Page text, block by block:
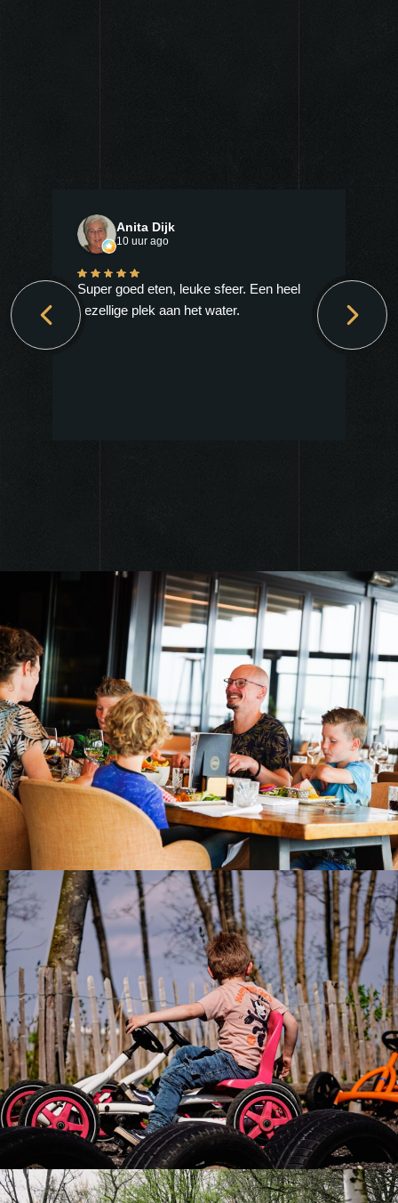
Anita Dijk
10 uur ago
Super goed eten, leuke sfeer. Een heel
gezellige plek aan het water.